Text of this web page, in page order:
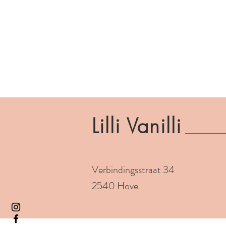
Lilli Vanilli
Verbindingsstraat 34
2540 Hove